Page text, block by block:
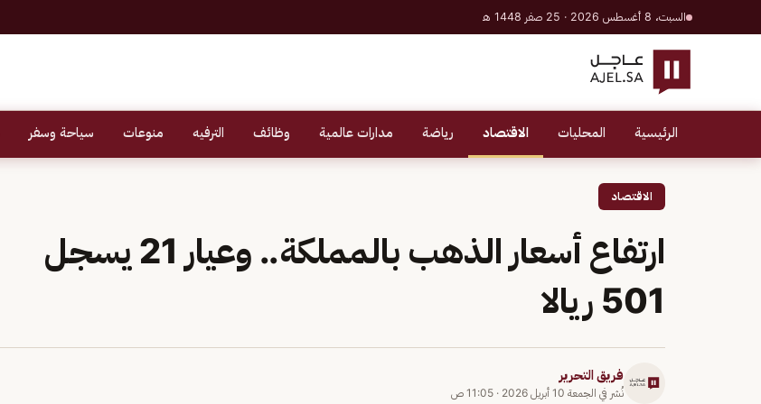
السبت، 8 أغسطس 2026 · 25 صفر 1448 هـ
الرئيسية المحليات الاقتصاد رياضة مدارات عالمية وظائف الترفيه منوعات سياحة وسفر
الاقتصاد
ارتفاع أسعار الذهب بالمملكة.. وعيار 21 يسجل
501 ريالا
فريق التحرير
نُشر في الجمعة 10 أبريل 2026 · 11:05 ص